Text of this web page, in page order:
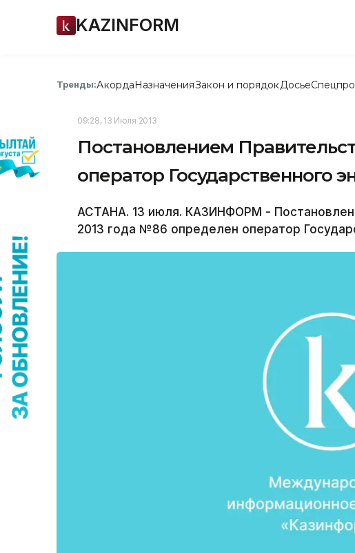
KAZINFORM
Тренды:АкордаНазначенияЗакон и порядок Досье
09:28, 13 Июля 2013
Постановлением
оператор Государственного
АСТАНА. 13 июля. КАЗИНФОРМ -
2013 года №86 определен оператор